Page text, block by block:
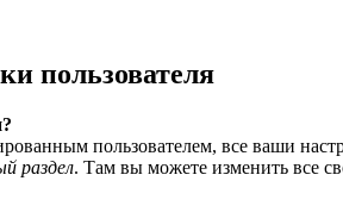
пользователя
пользователем, все ваши
раздел. Там вы можете изменить все